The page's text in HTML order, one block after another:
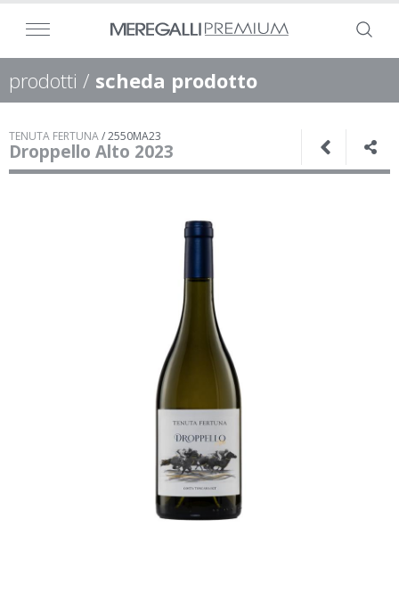
prodotti / scheda prodotto
TENUTA FERTUNA/2550MA23
Droppello Alto 2023